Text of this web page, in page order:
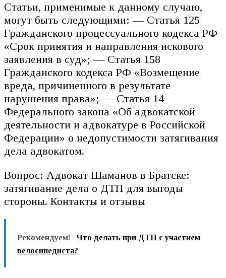
Статьи, применимые к данному случаю,
могут быть следующими: — Статья 125
Гражданского процессуального кодекса РФ
«Срок принятия и направления искового
заявления в суд»; — Статья 158
Гражданского кодекса РФ «Возмещение
вреда, причиненного в результате
нарушения права»; — Статья 14
Федерального закона «Об адвокатской
деятельности и адвокатуре в Российской
Федерации» о недопустимости затягивания
дела адвокатом.
Вопрос: Адвокат Шаманов в Братске:
затягивание дела о ДТП для выгоды
стороны. Контакты и отзывы
Рекомендуем!
Что делать при ДТП с участием
велосипедиста?